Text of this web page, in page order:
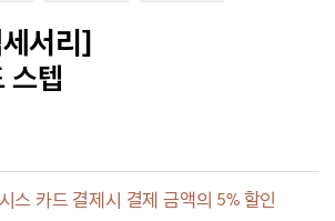
서리]
스텝
스 카드 결제시 결제 금액의 5% 할인